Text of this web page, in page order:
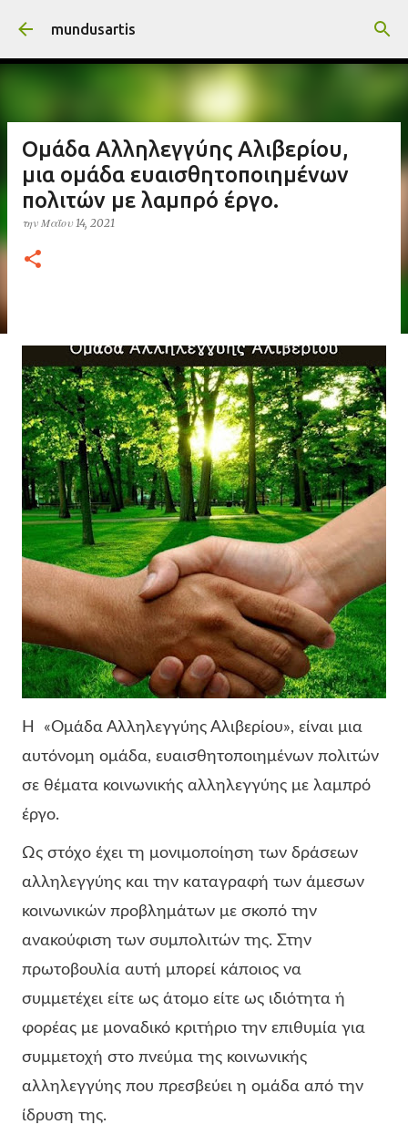
Μετάβαση στο κύριο περιεχόμενο
mundusartis
Ομάδα Αλληλεγγύης Αλιβερίου,
μια ομάδα ευαισθητοποιημένων
πολιτών με λαμπρό έργο.
την Μαΐου 14, 2021
Η «Ομάδα Αλληλεγγύης Αλιβερίου», είναι μια
αυτόνομη ομάδα, ευαισθητοποιημένων πολιτών
σε θέματα κοινωνικής αλληλεγγύης με λαμπρό
έργο.
Ως στόχο έχει τη μονιμοποίηση των δράσεων
αλληλεγγύης και την καταγραφή των άμεσων
κοινωνικών προβλημάτων με σκοπό την
ανακούφιση των συμπολιτών της. Στην
πρωτοβουλία αυτή μπορεί κάποιος να
συμμετέχει είτε ως άτομο είτε ως ιδιότητα ή
φορέας με μοναδικό κριτήριο την επιθυμία για
συμμετοχή στο πνεύμα της κοινωνικής
αλληλεγγύης που πρεσβεύει η ομάδα από την
ίδρυση της.